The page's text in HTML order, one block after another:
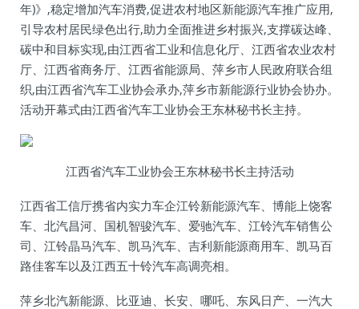
年)》,稳定增加汽车消费,促进农村地区新能源汽车推广应用,
引导农村居民绿色出行,助力全面推进乡村振兴,支撑碳达峰、
碳中和目标实现,由江西省工业和信息化厅、江西省农业农村
厅、江西省商务厅、江西省能源局、萍乡市人民政府联合组
织,由江西省汽车工业协会承办,萍乡市新能源行业协会协办。
活动开幕式由江西省汽车工业协会王东林秘书长主持。
江西省汽车工业协会王东林秘书长主持活动
江西省工信厅携省内实力车企江铃新能源汽车、博能上饶客
车、北汽昌河、国机智骏汽车、爱驰汽车、江铃汽车销售公
司、江铃晶马汽车、凯马汽车、吉利新能源商用车、凯马百
路佳客车以及江西五十铃汽车高调亮相。
萍乡北汽新能源、比亚迪、长安、哪吒、东风日产、一汽大